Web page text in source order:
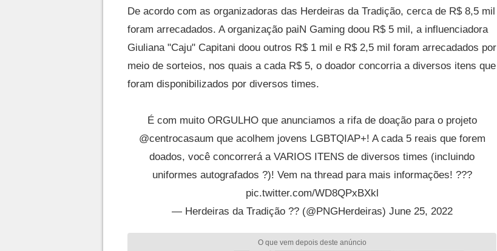
De acordo com as organizadoras das Herdeiras da Tradição, cerca de R$ 8,5 mil
foram arrecadados. A organização paiN Gaming doou R$ 5 mil, a influenciadora
Giuliana "Caju" Capitani doou outros R$ 1 mil e R$ 2,5 mil foram arrecadados por
meio de sorteios, nos quais a cada R$ 5, o doador concorria a diversos itens que
foram disponibilizados por diversos times.
É com muito ORGULHO que anunciamos a rifa de doação para o projeto
@centrocasaum que acolhem jovens LGBTQIAP+! A cada 5 reais que forem
doados, você concorrerá a VARIOS ITENS de diversos times (incluindo
uniformes autografados ?)! Vem na thread para mais informações! ??️‍?
pic.twitter.com/WD8QPxBXkl
— Herdeiras da Tradição ?? (@PNGHerdeiras) June 25, 2022